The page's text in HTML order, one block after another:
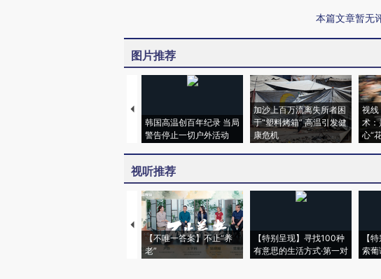
本篇文章暂无
图片推荐
韩国高温创百年纪录 当局
警告停止一切户外活动
加沙上百万流离失所者困
于“塑料烤箱” 高温引发健
康危机
视线
术：
心“
视听推荐
【不唯一答案】不止“养
老”
【特别呈现】寻找100种
有意思的生活方式·第一对
【
索葡